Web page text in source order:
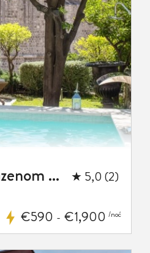
Luksuzna vila Revelin Dubrovnik s bazenom u centru ★ 5,0 (2)
€590 - €1,900 /noć